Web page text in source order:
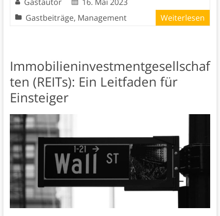
Gastbeiträge, Management Weiterlesen
Immobilieninvestmentgesellschaf
ten (REITs): Ein Leitfaden für
Einsteiger